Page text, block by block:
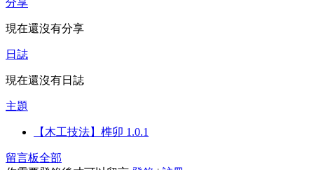
現在還沒有分享
日誌
現在還沒有日誌
主題
【木工技法】榫卯 1.0.1
留言板全部